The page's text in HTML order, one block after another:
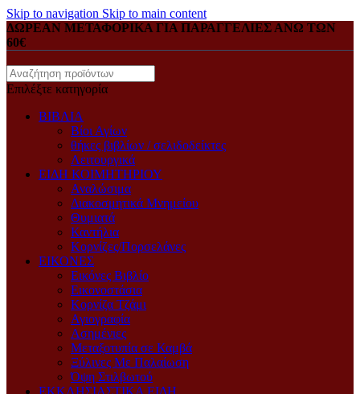
Skip to navigation Skip to main content
ΔΩΡΕΑΝ ΜΕΤΑΦΟΡΙΚΑ ΓΙΑ ΠΑΡΑΓΓΕΛΙΕΣ ΑΝΩ ΤΩΝ
60€
Επιλέξτε κατηγορία
ΒΙΒΛΙΑ
Βίοι Αγίων
θήκες βιβλίων / σελιδοδείκτες
Λειτουργικά
ΕΙΔΗ ΚΟΙΜΗΤΗΡΙΟΥ
Αναλώσιμα
Διακοσμητικά Μνημείου
Θυμιατά
Καντήλια
Κορνίζες/Πορσελάνες
ΕΙΚΟΝΕΣ
Eικόνες Bιβλίο
Eικονοστάσια
Kορνίζα Tζάμι
Αγιογραφία
Ασημένιες
Μεταξοτυπία σε Καμβά
Ξύλινες Με Παλαίωση
Όψη Στιλβωτού
ΕΚΚΛΗΣΙΑΣΤΙΚΑ ΕΙΔΗ